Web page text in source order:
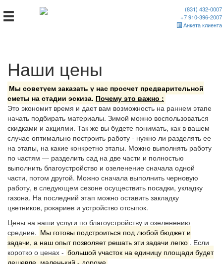
(831) 432-0007
+7 910-396-2007
Анкета клиента
Наши цены
Мы советуем заказать у нас просчет предварительной
сметы на стадии эскиза. Почему это важно :
Это экономит время и дает вам возможность на раннем этапе
начать подбирать материалы. Зимой можно воспользоваться
скидками и акциями. Так же вы будете понимать, как в вашем
случае оптимально построить работу - нужно ли разделять ее
на этапы, на какие конкретно этапы. Можно выполнять работу
по частям — разделить сад на две части и полностью
выполнить благоустройство и озеленение сначала одной
части, потом другой. Можно сначала выполнить черновую
работу, в следующем сезоне осуществить посадки, укладку
газона. На последний этап можно оставить закладку
цветников, рокариев и устройство отсыпок.
Цены на наши услуги по благоустройству и озеленению
средние. Мы готовы подстроиться под любой бюджет и
задачи, а наш опыт позволяет решать эти задачи легко . Если
коротко о ценах - большой участок на единицу площади будет
дешевле, маленький - дороже .